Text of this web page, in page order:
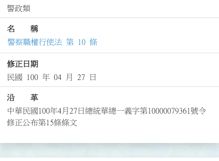
警政類
名 稱
警察職權行使法 第 10 條
修正日期
民國 100 年 04 月 27 日
沿 革
中華民國100年4月27日總統華總一義字第10000079361號令
修正公布第15條條文